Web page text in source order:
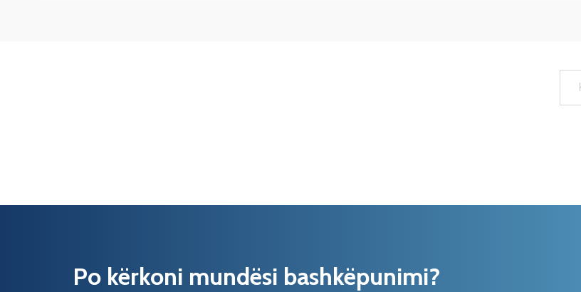
Po kërkoni mundësi bashkëpunimi?